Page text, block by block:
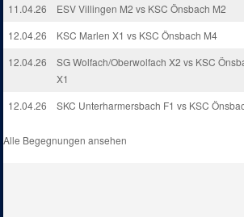
11.04.26 ESV Villingen M2 vs KSC Önsbach M2
12.04.26
KSC Marlen X1 vs KSC Önsbach M4
12.04.26
SG Wolfach/Oberwolfach X2 vs KSC
X1
12.04.26 SKC Unterharmersbach F1 vs KSC
Alle Begegnungen ansehen